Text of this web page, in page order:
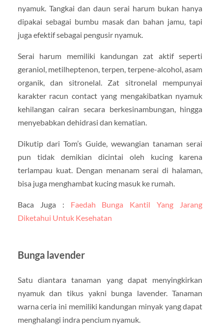
nyamuk. Tangkai dan daun serai harum bukan hanya
dipakai sebagai bumbu masak dan bahan jamu, tapi
juga efektif sebagai pengusir nyamuk.
Serai harum memiliki kandungan zat aktif seperti
geraniol, metilheptenon, terpen, terpene-alcohol, asam
organik, dan sitronelal. Zat sitronelal mempunyai
karakter racun contact yang mengakibatkan nyamuk
kehilangan cairan secara berkesinambungan, hingga
menyebabkan dehidrasi dan kematian.
Dikutip dari Tom’s Guide, wewangian tanaman serai
pun tidak demikian dicintai oleh kucing karena
terlampau kuat. Dengan menanam serai di halaman,
bisa juga menghambat kucing masuk ke rumah.
Baca Juga : Faedah Bunga Kantil Yang Jarang
Diketahui Untuk Kesehatan
Bunga lavender
Satu diantara tanaman yang dapat menyingkirkan
nyamuk dan tikus yakni bunga lavender. Tanaman
warna ceria ini memiliki kandungan minyak yang dapat
menghalangi indra pencium nyamuk.